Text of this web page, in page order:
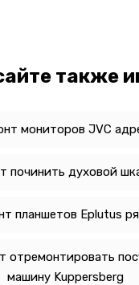
также
мониторов JVC
починить духовой
планшетов Eplutus
отремонтировать
машину Kuppersberg